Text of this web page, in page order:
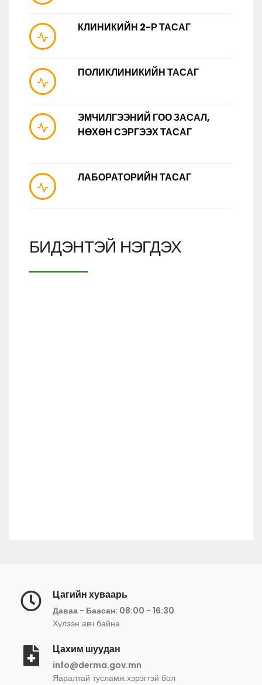
КЛИНИКИЙН 2-Р ТАСАГ
ПОЛИКЛИНИКИЙН ТАСАГ
ЭМЧИЛГЭЭНИЙ ГОО ЗАСАЛ,
НӨХӨН СЭРГЭЭХ ТАСАГ
ЛАБОРАТОРИЙН ТАСАГ
БИДЭНТЭЙ НЭГДЭХ
Цагийн хуваарь
Даваа - Баасан: 08:00 - 16:30
Хүлээн авч байна
Цахим шуудан
info@derma.gov.mn
Яаралтай тусламж хэрэгтэй бол